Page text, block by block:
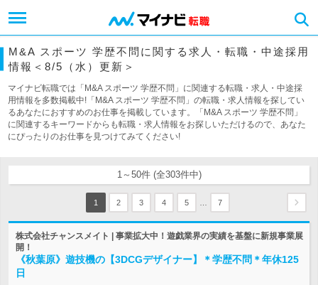
M&A スポーツ 学歴不問に関する求人・転職・中途採用
情報＜8/5（水）更新＞
マイナビ転職では「M&A スポーツ 学歴不問」に関連する転職・求人・中途採
用情報を多数掲載中!「M&A スポーツ 学歴不問」の転職・求人情報を探してい
るあなたにおすすめのお仕事を掲載しています。「M&A スポーツ 学歴不問」
に関連するキーワードからも転職・求人情報をお探しいただけるので、あなた
にぴったりのお仕事を見つけてみてください!
1～50件 (全303件中)
1 2 3 4 5 7
株式会社チャンスメイト | 事業拡大中！遊戯業界の実績を基盤に新規事業展
開！
《秋葉原》遊技機の【3DCGデザイナー】＊学歴不問＊年休125
日